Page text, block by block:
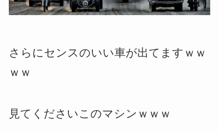
さらにセンスのいい車が出てますｗｗ
ｗｗ
見てくださいこのマシンｗｗｗ